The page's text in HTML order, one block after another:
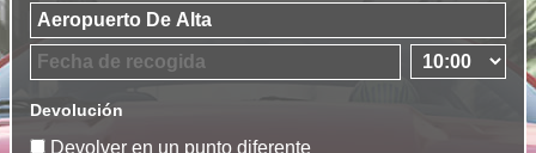
Devolución
Devolver en un punto diferente